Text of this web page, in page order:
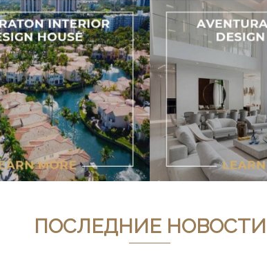
ПОСЛЕДНИЕ НОВОСТИ